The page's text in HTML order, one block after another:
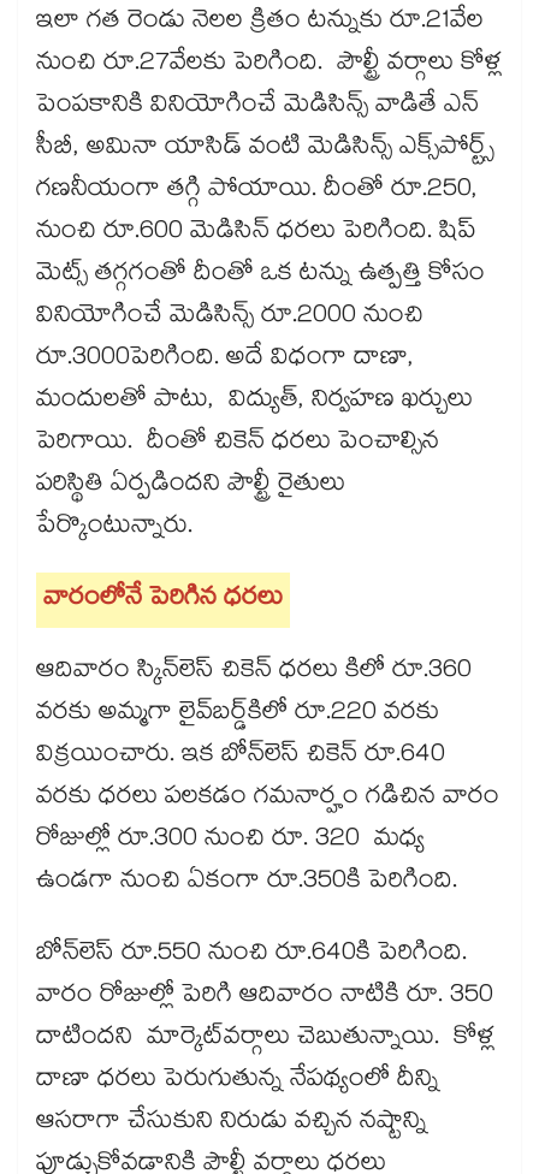
ఇలా గత రెండు నెలల క్రితం టన్నుకు రూ.21వేల
నుంచి రూ.27వేలకు పెరిగింది. పౌల్ట్రీ వర్గాలు కోళ్ల
పెంపకానికి వినియోగించే మెడిసిన్స్​ వాడితే ఎన్​
సీబీ, అమినా యాసిడ్ వంటి మెడిసిన్స్ ఎక్స్​పోర్ట్స్
గణనీయంగా తగ్గి పోయాయి. దీంతో రూ.250,
నుంచి రూ.600 మెడిసిన్​ ధరలు పెరిగింది. షిప్​
మెట్స్​ తగ్గగంతో దీంతో ఒక టన్ను ఉత్పత్తి కోసం
వినియోగించే మెడిసిన్స్ రూ.2000 నుంచి
రూ.3000పెరిగింది. అదే విధంగా దాణా,
మందులతో పాటు, విద్యుత్, నిర్వహణ ఖర్చులు
పెరిగాయి. దీంతో చికెన్​ ధరలు పెంచాల్సిన
పరిస్థితి ఏర్పడిందని పౌల్ట్రీ రైతులు
పేర్కొంటున్నారు.
వారంలోనే పెరిగిన ధరలు
ఆదివారం స్కిన్‌‌లెస్‌‌ చికెన్‌‌ ధరలు కిలో రూ.360
వరకు అమ్మగా లైవ్‌‌బర్డ్‌‌కిలో రూ.220 వరకు
విక్రయించారు. ఇక బోన్‌‌లెస్‌‌ చికెన్‌‌ రూ.640
వరకు ధరలు పలకడం గమనార్హం గడిచిన వారం
రోజుల్లో రూ.300 నుంచి రూ. 320 మధ్య
ఉండగా నుంచి ఏకంగా రూ.350కి పెరిగింది.
బోన్​లెస్​ రూ.550 నుంచి రూ.640కి పెరిగింది.
వారం రోజుల్లో పెరిగి ఆదివారం నాటికి రూ. 350
దాటిందని మార్కెట్‌‌వర్గాలు చెబుతున్నాయి. కోళ్ల
దాణా ధరలు పెరుగుతున్న నేపథ్యంలో దీన్ని
ఆసరాగా చేసుకుని నిరుడు వచ్చిన నష్టాన్ని